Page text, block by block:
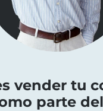
vender tu
parte